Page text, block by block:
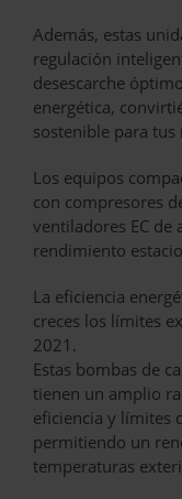
Además, estas
regulación
desescarche
energética,
sostenible para tus
Los equipos
con compresores
ventiladores EC de
rendimiento
La eficiencia
creces los límites
2021.
Estas bombas de
tienen un amplio
eficiencia y límites
permitiendo un
temperaturas